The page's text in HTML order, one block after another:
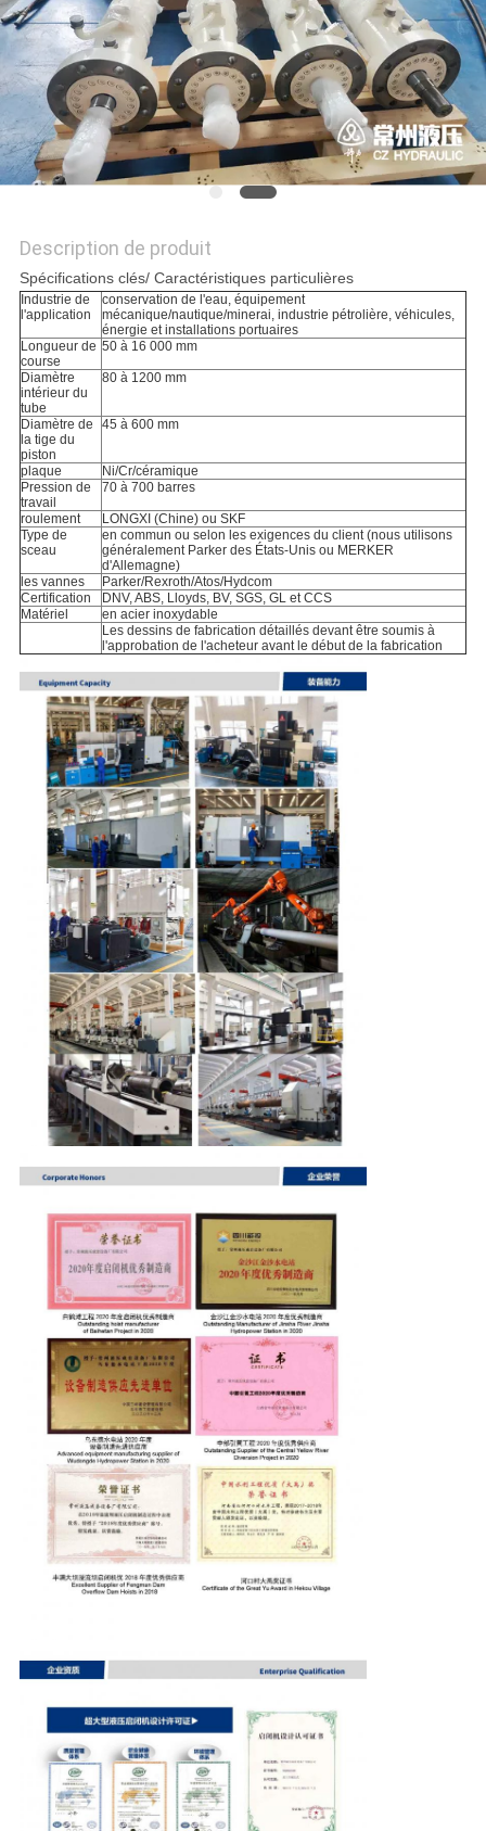
PLAN
DU
SITE
POLITIQUE
CONFIDENTIALITÉ
Description de produit
Spécifications clés/ Caractéristiques particulières
Industrie de
l'application
conservation de l'eau, équipement
mécanique/nautique/minerai, industrie pétrolière, véhicules,
énergie et installations portuaires
Longueur de
course
50 à 16 000 mm
Diamètre
intérieur du
tube
80 à 1200 mm
Diamètre de
la tige du
piston
45 à 600 mm
plaque
Ni/Cr/céramique
Pression de
travail
70 à 700 barres
roulement
LONGXI (Chine) ou SKF
Type de
sceau
en commun ou selon les exigences du client (nous utilisons
généralement Parker des États-Unis ou MERKER
d'Allemagne)
les vannes
Parker/Rexroth/Atos/Hydcom
Certification
DNV, ABS, Lloyds, BV, SGS, GL et CCS
Matériel
en acier inoxydable
Les dessins de fabrication détaillés devant être soumis à
l'approbation de l'acheteur avant le début de la fabrication